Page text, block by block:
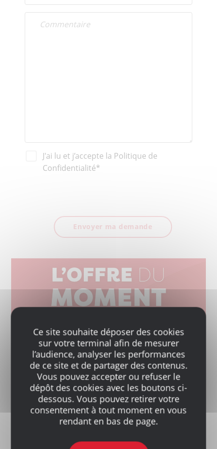
J'ai lu et j’accepte la Politique de
Confidentialité*
Ce site souhaite déposer des cookies
sur votre terminal afin de mesurer
l’audience, analyser les performances
de ce site et de partager des contenus.
Vous pouvez accepter ou refuser le
dépôt des cookies avec les boutons ci-
dessous. Vous pouvez retirer votre
consentement à tout moment en vous
rendant en bas de page.